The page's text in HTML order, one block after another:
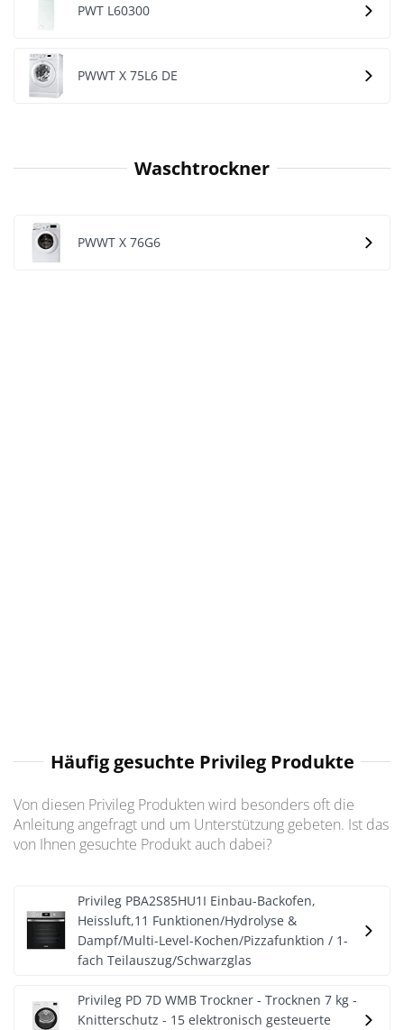
PWT L60300
PWWT X 75L6 DE
Waschtrockner
PWWT X 76G6
Häufig gesuchte Privileg Produkte
Von diesen Privileg Produkten wird besonders oft die
Anleitung angefragt und um Unterstützung gebeten. Ist das
von Ihnen gesuchte Produkt auch dabei?
Privileg PBA2S85HU1I Einbau-Backofen,
Heissluft,11 Funktionen/Hydrolyse &
Dampf/Multi-Level-Kochen/Pizzafunktion / 1-
fach Teilauszug/Schwarzglas
Privileg PD 7D WMB Trockner - Trocknen 7 kg -
Knitterschutz - 15 elektronisch gesteuerte